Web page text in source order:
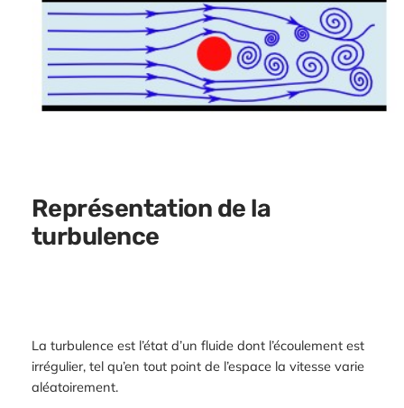
Représentation de la
turbulence
La turbulence est l’état d’un fluide dont l’écoulement est
irrégulier, tel qu’en tout point de l’espace la vitesse varie
aléatoirement.